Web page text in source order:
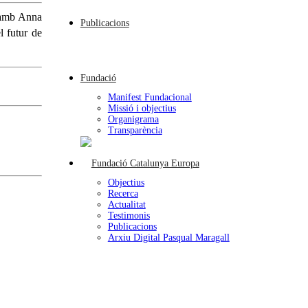
Publicacions
Fundació
Manifest Fundacional
Missió i objectius
Organigrama
Transparència
Objectius
Recerca
Actualitat
Testimonis
Publicacions
Arxiu Digital Pasqual Maragall
Anna
futur de